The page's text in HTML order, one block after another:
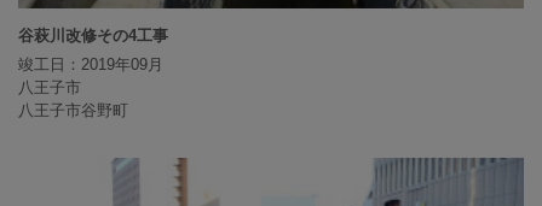
谷萩川改修その4工事
竣工日：2019年09月
八王子市
八王子市谷野町